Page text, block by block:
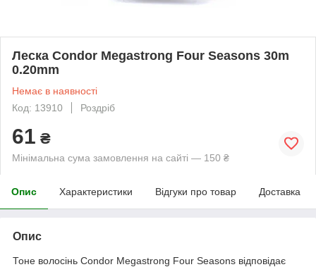
Леска Condor Megastrong Four Seasons 30m
0.20mm
Немає в наявності
Код: 13910
Роздріб
61 ₴
Мінімальна сума замовлення на сайті — 150 ₴
Опис Характеристики Відгуки про товар Доставка
Опис
Тоне волосінь Condor Megastrong Four Seasons відповідає